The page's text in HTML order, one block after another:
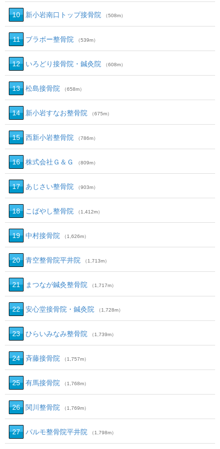
10 新小岩南口トップ接骨院 （508m）
11 ブラボー整骨院 （539m）
12 いろどり接骨院・鍼灸院 （608m）
13 松島接骨院 （658m）
14 新小岩すなお整骨院 （675m）
15 西新小岩整骨院 （786m）
16 株式会社Ｇ＆Ｇ （809m）
17 あじさい整骨院 （903m）
18 こばやし整骨院 （1,412m）
19 中村接骨院 （1,626m）
20 青空整骨院平井院 （1,713m）
21 まつなが鍼灸整骨院 （1,717m）
22 安心堂接骨院・鍼灸院 （1,728m）
23 ひらいみなみ整骨院 （1,739m）
24 斉藤接骨院 （1,757m）
25 有馬接骨院 （1,768m）
26 関川整骨院 （1,769m）
27 パルモ整骨院平井院 （1,798m）